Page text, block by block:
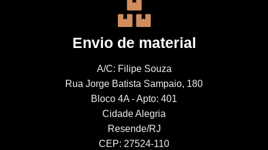
Envio de material
A/C: Filipe Souza
Rua Jorge Batista Sampaio, 180
Bloco 4A - Apto: 401
Cidade Alegria
Resende/RJ
CEP: 27524-110